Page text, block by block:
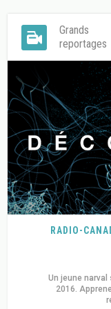
Grands
reportages
RADIO-
Un jeune narval
2016.